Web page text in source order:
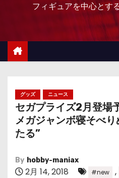
フィギュアを中心とす
グッズ ニュース
セガプライズ2月登
メガジャンボ寝そべ
たる”
By hobby-maniax
2月 14, 2018 #new ,